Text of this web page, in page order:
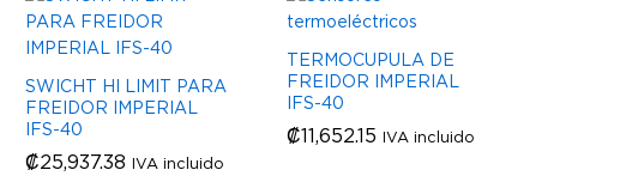
SWICHT HI LIMIT PARA
FREIDOR IMPERIAL
IFS-40
₡25,937.38 IVA incluido
₡25,937.38
TERMOCUPULA DE
FREIDOR IMPERIAL
IFS-40
₡11,652.15 IVA incluido
₡11,652.15